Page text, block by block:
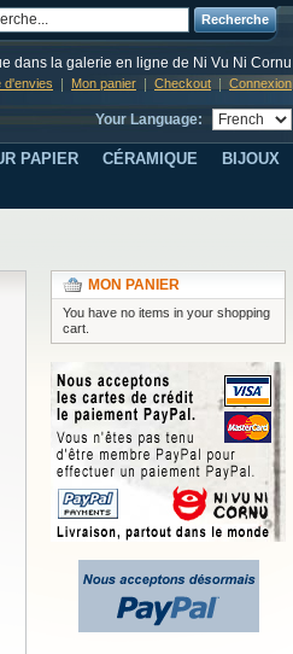
Recherche
dans la galerie en ligne de Ni Vu Ni Cornu
d'envies Mon panier Checkout Connexion
Your Language:
PAPIER CÉRAMIQUE
BIJOUX
MON PANIER
You have no items in your shopping
cart.